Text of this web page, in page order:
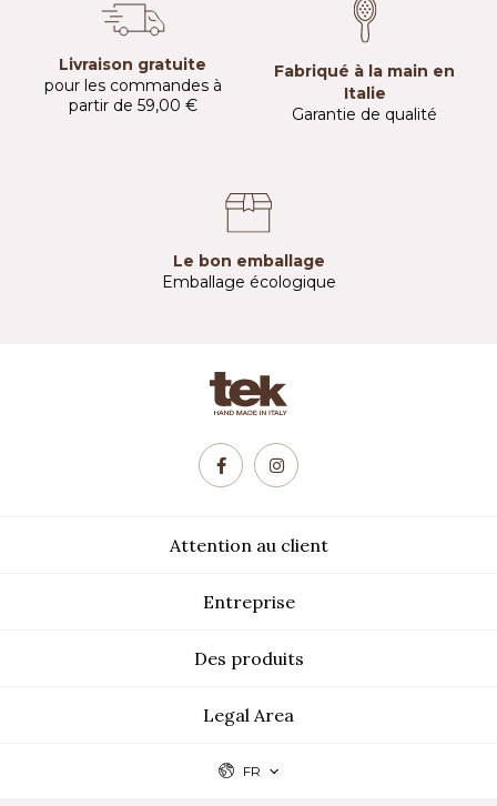
Livraison gratuite
pour les commandes à
partir de 59,00 €
Fabriqué à la main en
Italie
Garantie de qualité
Le bon emballage
Emballage écologique
Attention au client
Legal Area
Entreprise
Des produits
FR